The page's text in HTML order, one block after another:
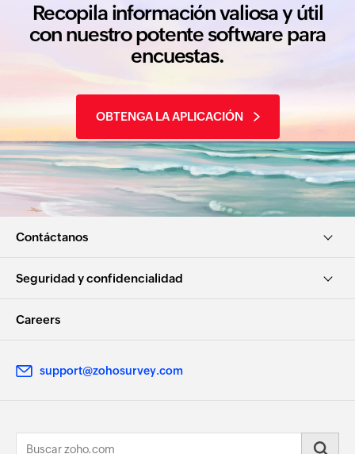
Recopila información valiosa y útil
con nuestro potente software para
encuestas.
OBTENGA LA APLICACIÓN
Contáctanos
Seguridad y confidencialidad
Careers
support@zohosurvey.com